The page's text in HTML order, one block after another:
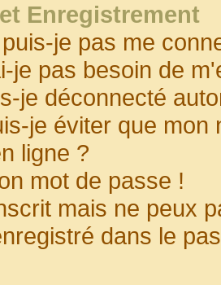
Enregistrement
je pas me
je pas besoin de
je déconnecté
je éviter que
ligne ?
mot de passe !
mais ne peux
dans le